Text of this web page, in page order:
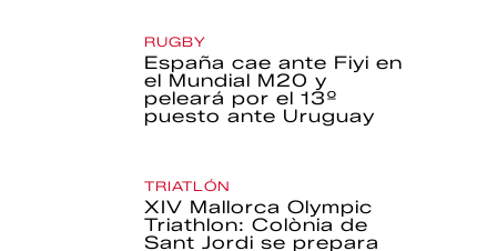
RUGBY
España cae ante Fiyi en
el Mundial M20 y
peleará por el 13º
puesto ante Uruguay
TRIATLÓN
XIV Mallorca Olympic
Triathlon: Colònia de
Sant Jordi se prepara